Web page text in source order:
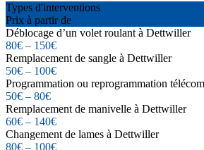
Types d'interventions
Prix à partir de
Déblocage d’un volet roulant à Dettwiller
80€ – 150€
Remplacement de sangle à Dettwiller
50€ – 100€
Programmation ou reprogrammation
50€ – 80€
Remplacement de manivelle à Dettwiller
60€ – 140€
Changement de lames à Dettwiller
80€ – 100€